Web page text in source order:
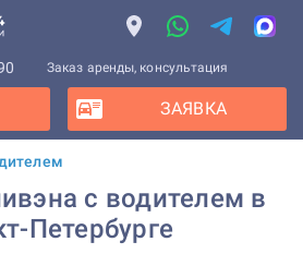
Заказ аренды, консультация
ЗАЯВКА
с водителем в
Петербурге